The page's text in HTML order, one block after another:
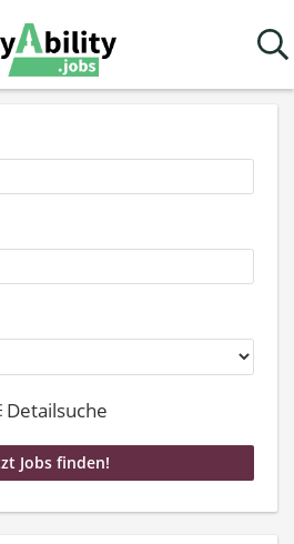
Detailsuche